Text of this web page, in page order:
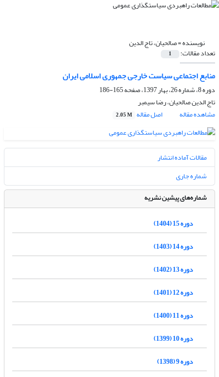
نویسنده =صالحیان، تاج الدین
تعداد مقالات: 1
منابع اجتماعی سیاست خارجی جمهوری اسلامی ایران
دوره 8، شماره 26، بهار 1397، صفحه
165-186
تاج الدین صالحیان، رضا سیمبر
مشاهده مقاله
اصل مقاله 2.05 M
مقالات آماده انتشار
شماره جاری
شماره‌های پیشین نشریه
دوره 15 (1404)
دوره 14 (1403)
دوره 13 (1402)
دوره 12 (1401)
دوره 11 (1400)
دوره 10 (1399)
دوره 9 (1398)